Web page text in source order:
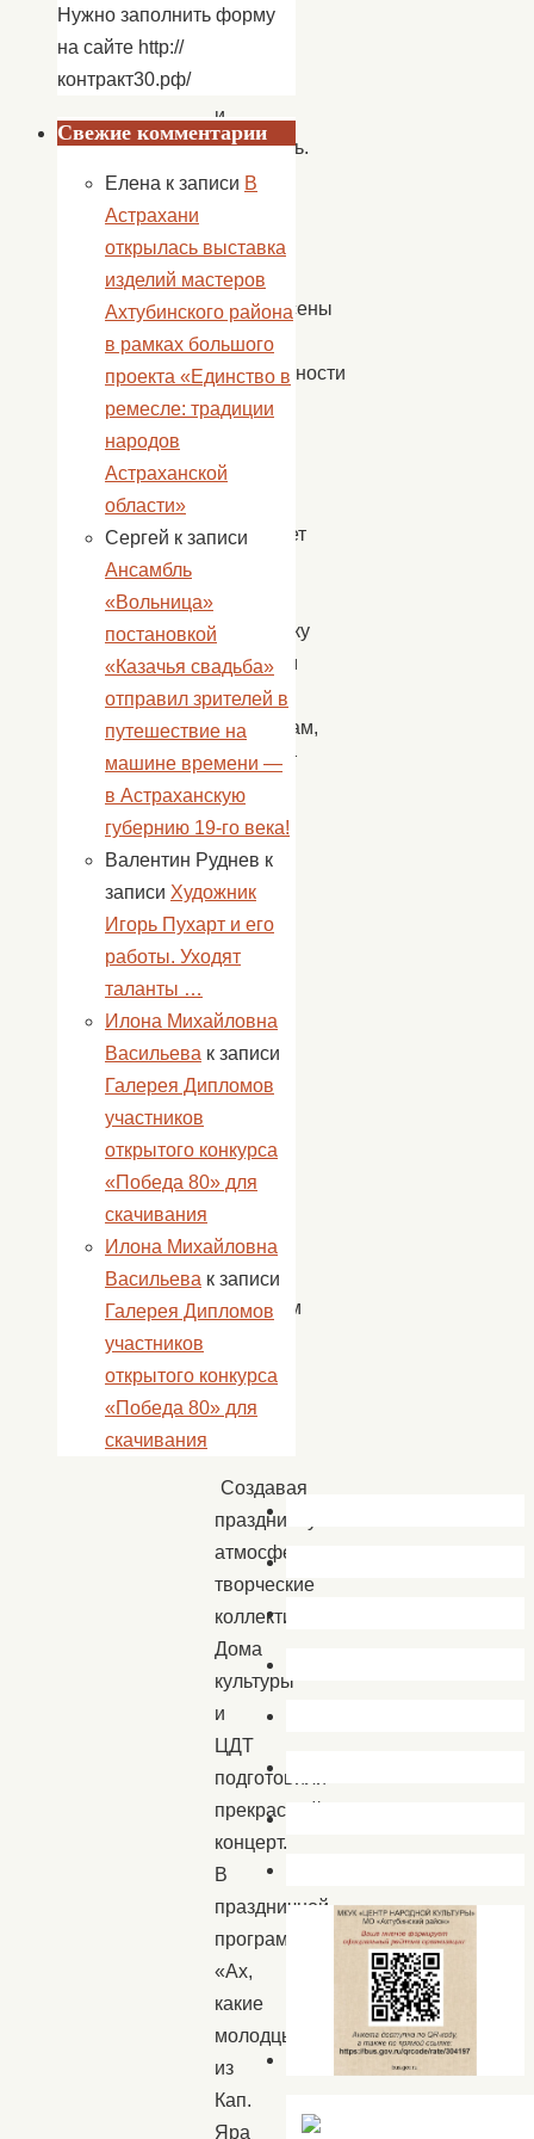
миссией
и
защищать.
В
день
были
произнесены
слова
благодарности
в
тех,
оказывает
поддержку
пожилым
и
инвалидам,
приходит
в
их
дом
по
первому
зову,
любое
время
суток,
взвалил
на
хрупкие,
в
основном
плечи
чужие
Создавая
праздничную
атмосферу,
творческие
коллективы
Дома
культуры
и
ЦДТ
подготовили
прекрасный
концерт.
В
праздничной
программе
«Ах,
какие
молодцы,
из
Кап.
Яра
Нужно заполнить форму
на сайте http://
контракт30.рф/
Свежие комментарии
Елена к записи В
Астрахани
открылась выставка
изделий мастеров
Ахтубинского района
в рамках большого
проекта «Единство в
ремесле: традиции
народов
Астраханской
области»
Сергей к записи
Ансамбль
«Вольница»
постановкой
«Казачья свадьба»
отправил зрителей в
путешествие на
машине времени —
в Астраханскую
губернию 19-го века!
Валентин Руднев к
записи Художник
Игорь Пухарт и его
работы. Уходят
таланты …
Илона Михайловна
Васильева к записи
Галерея Дипломов
участников
открытого конкурса
«Победа 80» для
скачивания
Илона Михайловна
Васильева к записи
Галерея Дипломов
участников
открытого конкурса
«Победа 80» для
скачивания